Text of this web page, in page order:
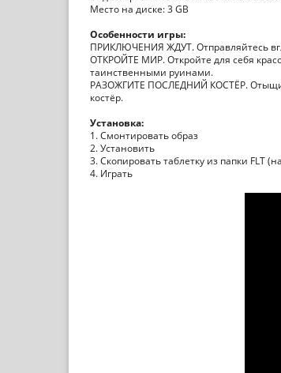
Место на диске: 3 GB
Особенности игры:
ПРИКЛЮЧЕНИЯ ЖДУТ. Отправляйтесь
ОТКРОЙТЕ МИР. Откройте для себя
таинственными руинами.
РАЗОЖГИТЕ ПОСЛЕДНИЙ КОСТЁР.
костёр.
Установка:
1. Смонтировать образ
2. Установить
3. Скопировать таблетку из папки FLT
4. Играть